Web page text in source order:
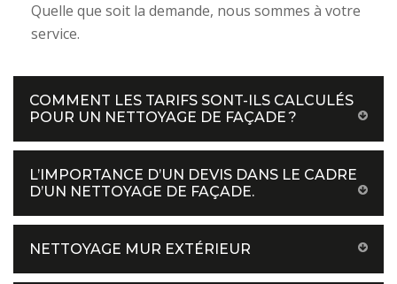
Quelle que soit la demande, nous sommes à votre
service.
COMMENT LES TARIFS SONT-ILS CALCULÉS
POUR UN NETTOYAGE DE FAÇADE ?
L’IMPORTANCE D’UN DEVIS DANS LE CADRE
D’UN NETTOYAGE DE FAÇADE.
NETTOYAGE MUR EXTÉRIEUR